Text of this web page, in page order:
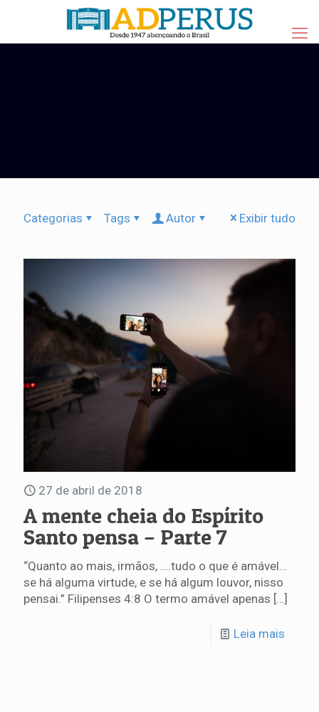
Categorias Tags Autor Exibir tudo
27 de abril de 2018
A mente cheia do Espírito
Santo pensa – Parte 7
“Quanto ao mais, irmãos, ….tudo o que é amável…
se há alguma virtude, e se há algum louvor, nisso
pensai.” Filipenses 4:8 O termo amável apenas […]
Leia mais